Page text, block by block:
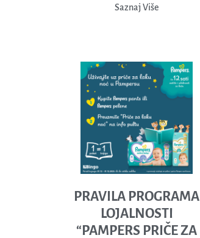
Saznaj Više
PRAVILA PROGRAMA
LOJALNOSTI
“PAMPERS PRIČE ZA